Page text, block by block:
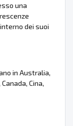
una
dei suoi
in Australia,
Canada, Cina,